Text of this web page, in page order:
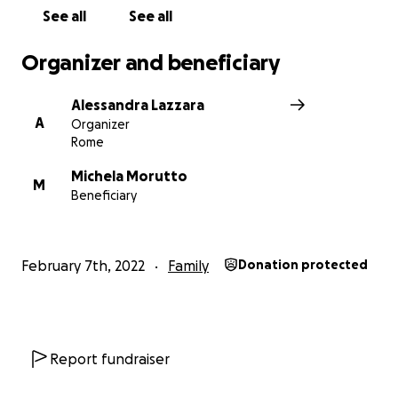
leggere qualcosa su di lei vorrei sprofondare perché
immensa.
Non è giusto affrontare un simile dramma da soli,
più critico.
See all See all
Organizer and beneficiary
A
Alessandra Lazzara
Organizer
Rome
M
Michela Morutto
Beneficiary
February 7th, 2022 Family Donation protected
Report fundraiser